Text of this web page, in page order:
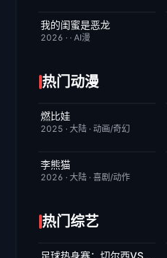
完结
我的闺蜜是恶龙
2026 · · AI漫
热门动漫
HD国语
燃比娃
2025 · 大陆 · 动画/奇幻
更新至第4集
李熊猫
2026 · 大陆 · 喜剧/动作
热门综艺
今日更新 5.0足球热身赛：切尔西VS尤文图斯20260805